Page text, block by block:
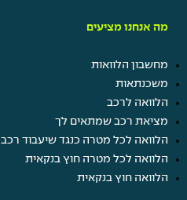
מה אנחנו מציעים
מחשבון הלוואות
משכנתאות
הלוואה לרכב
מציאת רכב שמתאים לך
הלוואה לכל מטרה כנגד שיעבוד רכב
הלוואה לכל מטרה חוץ בנקאית
הלוואה חוץ בנקאית